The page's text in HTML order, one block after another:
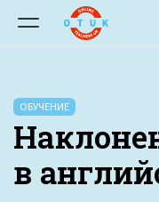
ОБУЧЕНИЕ
в